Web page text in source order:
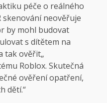
péče o reálného
skenování neověřuje
by mohl budovat
s dítětem na
tak ověřit„
Roblox. Skutečná
ověření opatření,
dětí.“